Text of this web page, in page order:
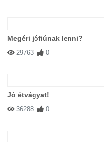
Megéri jófiúnak lenni?
29763 0
Jó étvágyat!
36288 0